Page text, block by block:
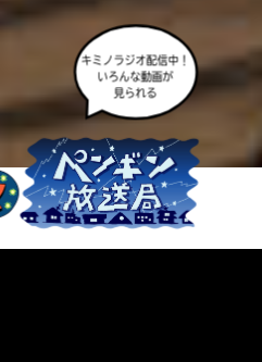
キミノラジオ配信中！
いろんな動画が
見られる
度
み
て
ね
る